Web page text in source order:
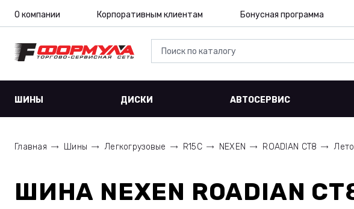
О компании Корпоративным клиентам Бонусная программа
ШИНЫ ДИСКИ АВТОСЕРВИС
Главная Шины Легкогрузовые R15C NEXEN ROADIAN CT8
ШИНА NEXEN ROADIAN